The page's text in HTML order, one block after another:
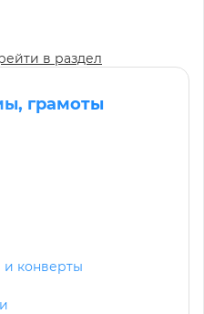
в раздел
грамоты
и конверты